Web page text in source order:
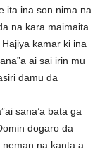
ita ina son nima na
na kara maimaita
kamar ki ina
ai sai irin mu
damu da
sana’a bata ga
dogaro da
neman na kanta a